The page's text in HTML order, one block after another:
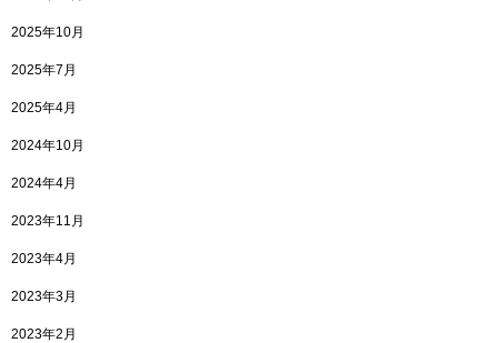
2025年10月
2025年7月
2025年4月
2024年10月
2024年4月
2023年11月
2023年4月
2023年3月
2023年2月